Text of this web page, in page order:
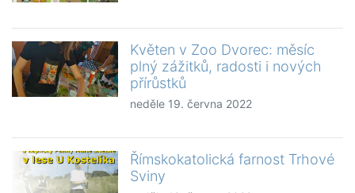
Květen v Zoo Dvorec: měsíc
plný zážitků, radosti i nových
přírůstků
neděle 19. června 2022
Římskokatolická farnost Trhové
Sviny